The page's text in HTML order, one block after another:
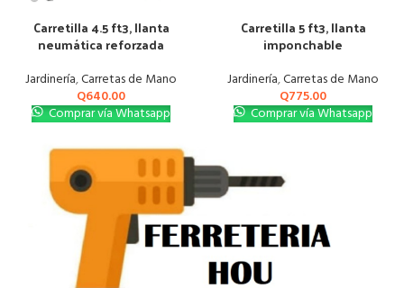
Carretilla 4.5 ft3, llanta
neumática reforzada
Jardinería,Carretas de Mano
Q640.00
Comprar vía Whatsapp
Carretilla 5 ft3, llanta
imponchable
Jardinería,Carretas de Mano
Q775.00
Comprar vía Whatsapp